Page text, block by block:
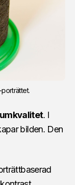
. I
bilden. Den